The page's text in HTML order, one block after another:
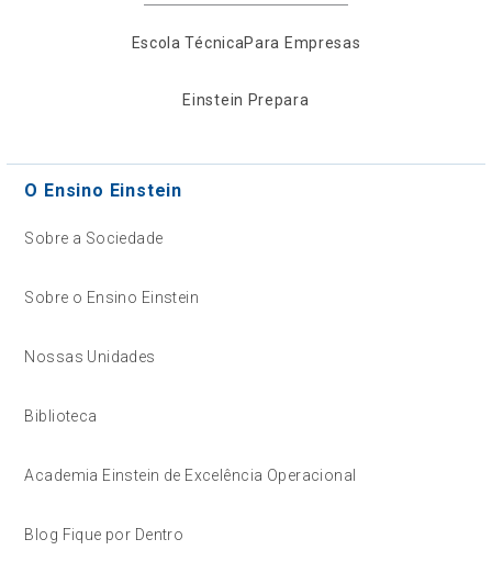
Escola TécnicaPara Empresas
Einstein Prepara
O Ensino Einstein
Sobre a Sociedade
Sobre o Ensino Einstein
Nossas Unidades
Biblioteca
Academia Einstein de Excelência Operacional
Blog Fique por Dentro